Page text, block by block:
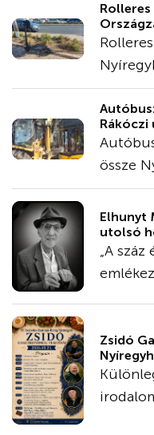
Rákóczi
össze
Elhunyt
utolsó
„A
Zsidó